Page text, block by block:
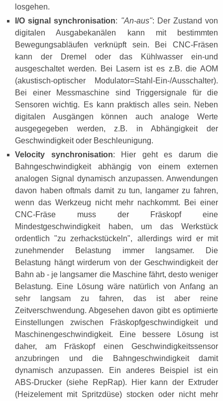
losgehen.
I/O signal synchronisation: "An-aus": Der Zustand von
digitalen Ausgabekanälen kann mit bestimmten
Bewegungsabläufen verknüpft sein. Bei CNC-Fräsen
kann der Dremel oder das Kühlwasser ein-und
ausgeschaltet werden. Bei Lasern ist es z.B. die AOM
(akustisch-optischer Modulator=Stahl-Ein-/Ausschalter).
Bei einer Messmaschine sind Triggersignale für die
Sensoren wichtig. Es kann praktisch alles sein. Neben
digitalen Ausgängen können auch analoge Werte
ausgegegeben werden, z.B. in Abhängigkeit der
Geschwindigkeit oder Beschleunigung.
Velocity synchronisation: Hier geht es darum die
Bahngeschwindigkeit abhängig von einem externen
analogen Signal dynamisch anzupassen. Anwendungen
davon haben oftmals damit zu tun, langamer zu fahren,
wenn das Werkzeug nicht mehr nachkommt. Bei einer
CNC-Fräse muss der Fräskopf eine
Mindestgeschwindigkeit haben, um das Werkstück
ordentlich "zu zerhackstückeln", allerdings wird er mit
zunehmender Belastung immer langsamer. Die
Belastung hängt wirderum von der Geschwindigkeit der
Bahn ab - je langsamer die Maschine fährt, desto weniger
Belastung. Eine Lösung wäre natürlich von Anfang an
sehr langsam zu fahren, das ist aber reine
Zeitverschwendung. Abgesehen davon gibt es optimierte
Einstellungen zwischen Fräskopfgeschwindigkeit und
Maschinengeschwindigkeit. Eine bessere Lösung ist
daher, am Fräskopf einen Geschwindigkeitssensor
anzubringen und die Bahngeschwindigkeit damit
dynamisch anzupassen. Ein anderes Beispiel ist ein
ABS-Drucker (siehe RepRap). Hier kann der Extruder
(Heizelement mit Spritzdüse) stocken oder nicht mehr